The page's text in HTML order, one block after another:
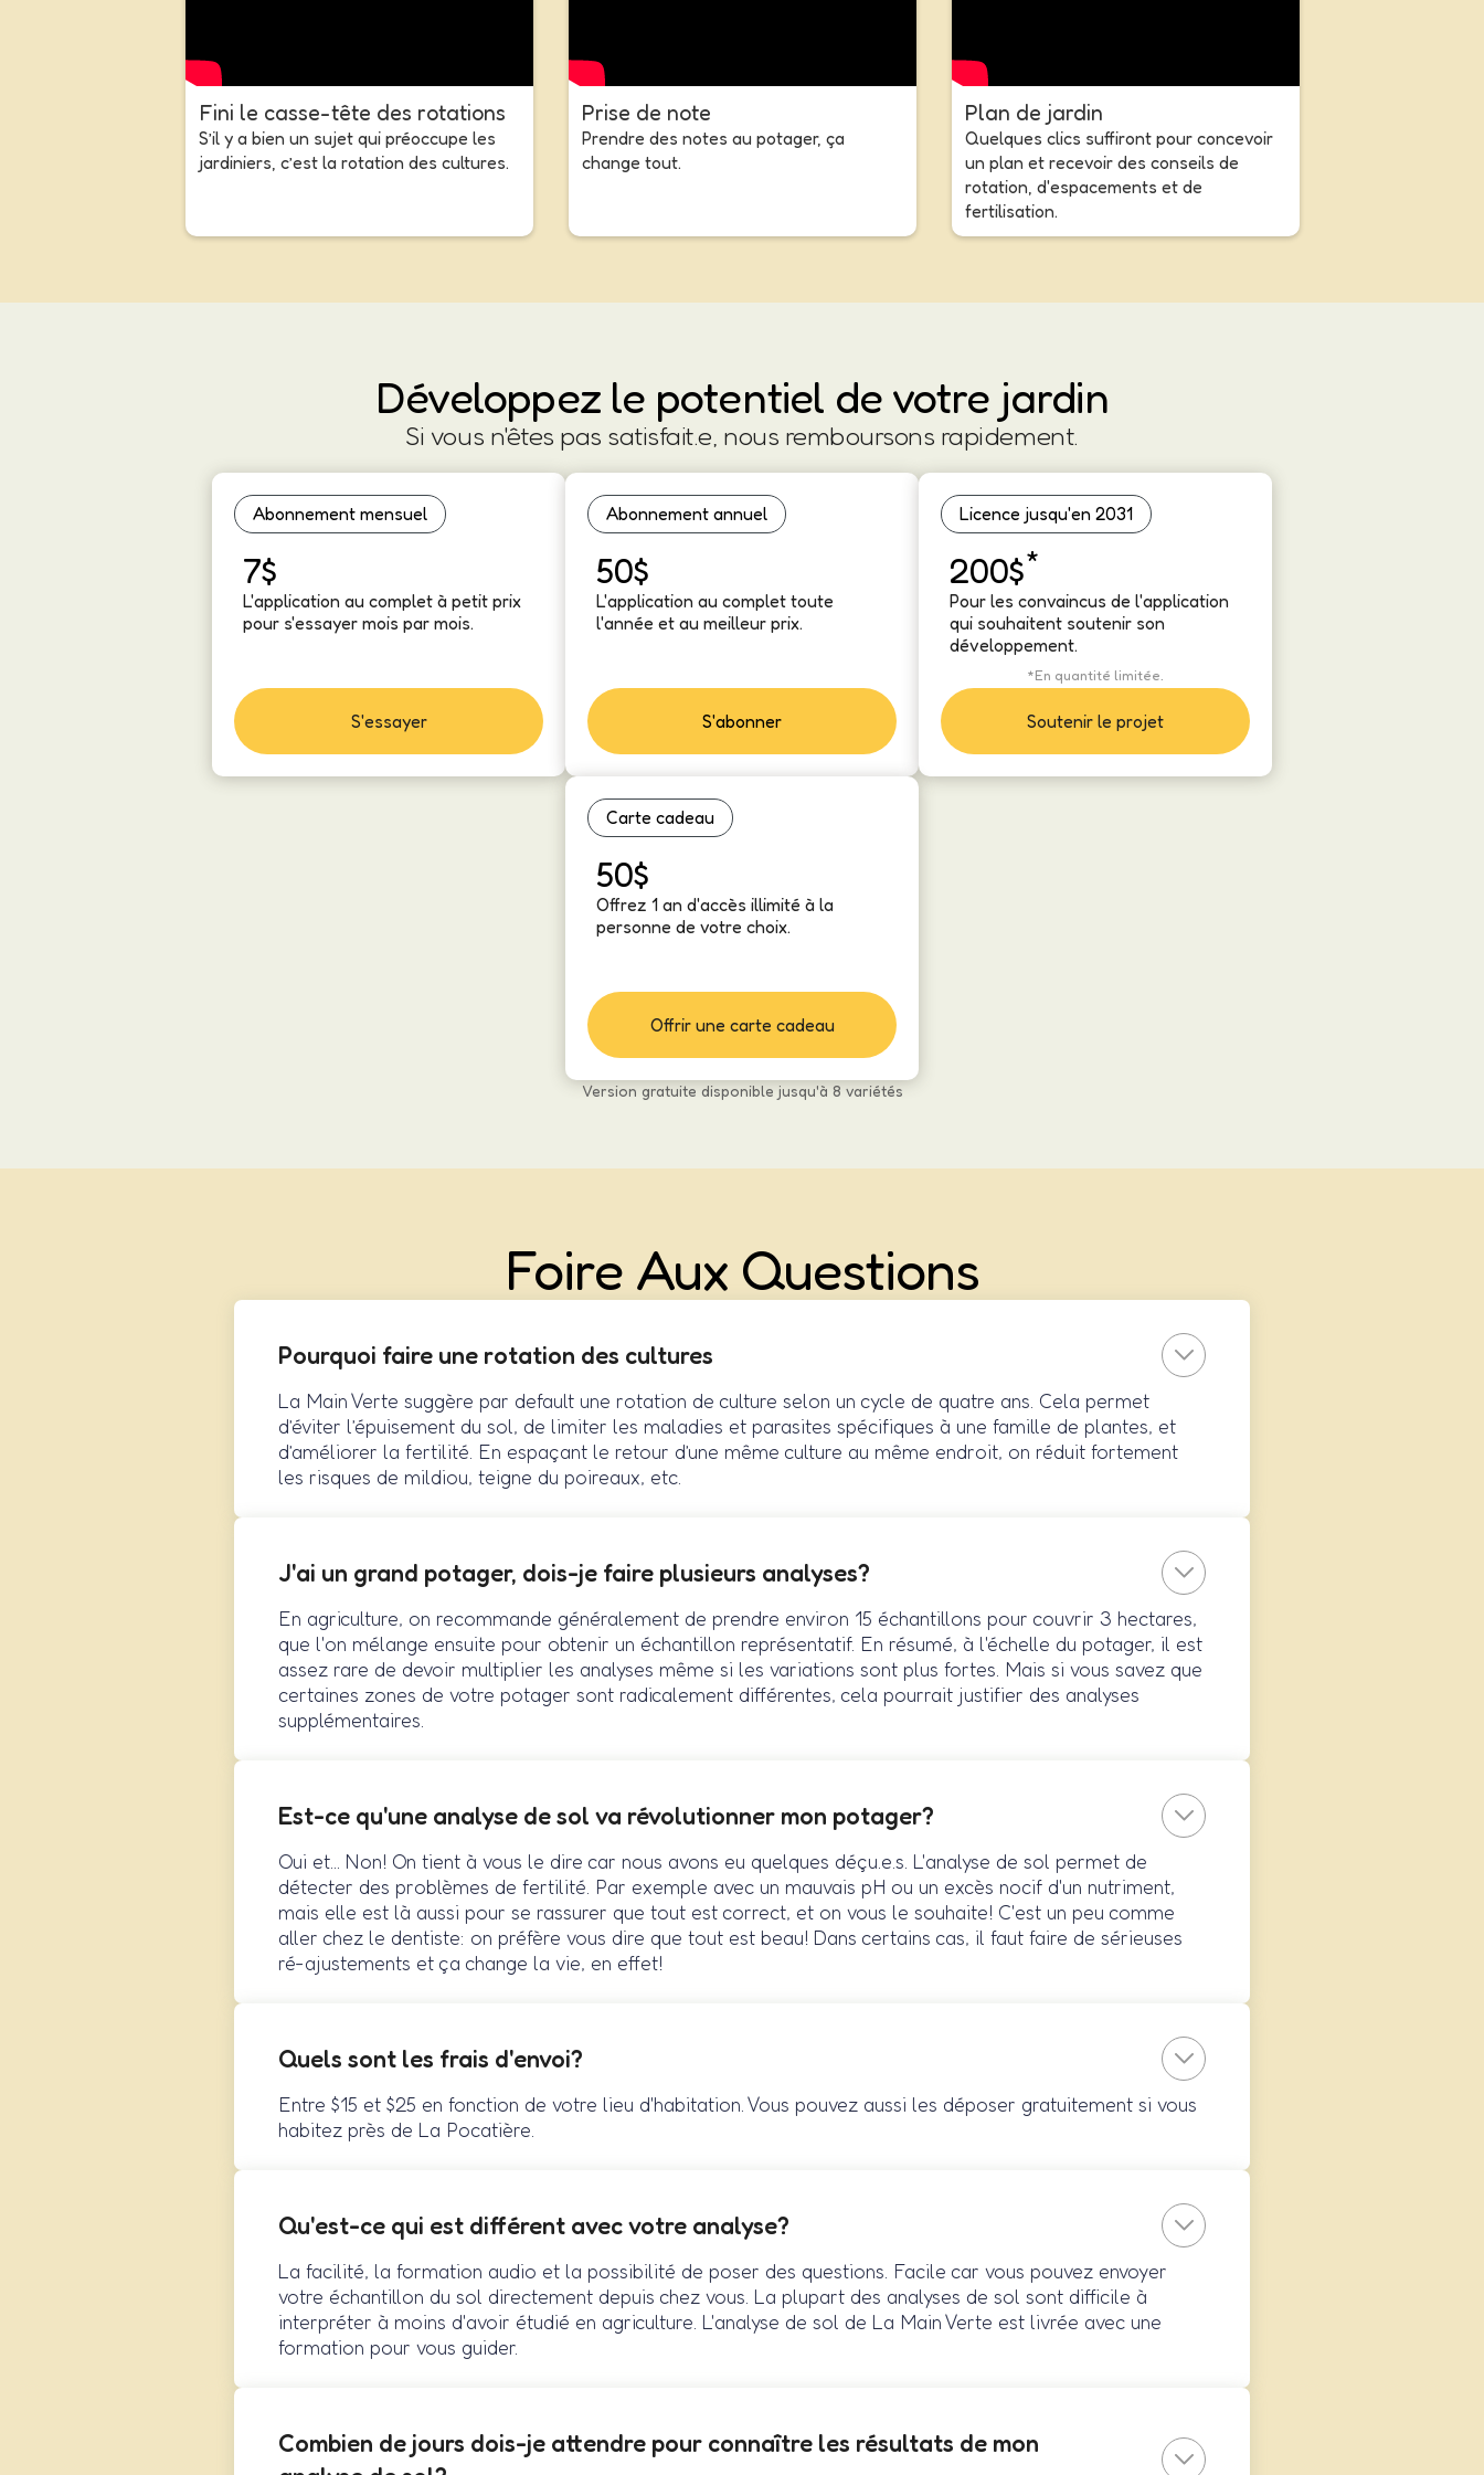
Fini le casse-tête des rotations
S’il y a bien un sujet qui préoccupe les
jardiniers, c’est la rotation des cultures.
Prise de note
Prendre des notes au potager, ça
change tout.
Plan de jardin
Quelques clics suffiront pour concevoir
un plan et recevoir des conseils de
rotation, d'espacements et de
fertilisation.
Développez le potentiel de votre jardin
Si vous n'êtes pas satisfait.e, nous remboursons rapidement.
Abonnement mensuel
7$
L'application au complet à petit prix
pour s'essayer mois par mois.
S'essayer
Abonnement annuel
50$
L'application au complet toute
l'année et au meilleur prix.
S'abonner
Licence jusqu'en 2031
200$*
Pour les convaincus de l'application
qui souhaitent soutenir son
développement.
*En quantité limitée.
Soutenir le projet
Carte cadeau
50$
Offrez 1 an d'accès illimité à la
personne de votre choix.
Offrir une carte cadeau
Version gratuite disponible jusqu'à 8 variétés
Foire Aux Questions
Pourquoi faire une rotation des cultures
La Main Verte suggère par default une rotation de culture selon un cycle de quatre ans. Cela permet
d’éviter l’épuisement du sol, de limiter les maladies et parasites spécifiques à une famille de plantes, et
d’améliorer la fertilité. En espaçant le retour d’une même culture au même endroit, on réduit fortement
les risques de mildiou, teigne du poireaux, etc.
J'ai un grand potager, dois-je faire plusieurs analyses?
En agriculture, on recommande généralement de prendre environ 15 échantillons pour couvrir 3 hectares,
que l'on mélange ensuite pour obtenir un échantillon représentatif. En résumé, à l'échelle du potager, il est
assez rare de devoir multiplier les analyses même si les variations sont plus fortes. Mais si vous savez que
certaines zones de votre potager sont radicalement différentes, cela pourrait justifier des analyses
supplémentaires.
Est-ce qu'une analyse de sol va révolutionner mon potager?
Oui et... Non! On tient à vous le dire car nous avons eu quelques déçu.e.s. L'analyse de sol permet de
détecter des problèmes de fertilité. Par exemple avec un mauvais pH ou un excès nocif d'un nutriment,
mais elle est là aussi pour se rassurer que tout est correct, et on vous le souhaite! C'est un peu comme
aller chez le dentiste: on préfère vous dire que tout est beau! Dans certains cas, il faut faire de sérieuses
ré-ajustements et ça change la vie, en effet!
Quels sont les frais d'envoi?
Entre $15 et $25 en fonction de votre lieu d'habitation. Vous pouvez aussi les déposer gratuitement si vous
habitez près de La Pocatière.
Qu'est-ce qui est différent avec votre analyse?
La facilité, la formation audio et la possibilité de poser des questions. Facile car vous pouvez envoyer
votre échantillon du sol directement depuis chez vous. La plupart des analyses de sol sont difficile à
interpréter à moins d'avoir étudié en agriculture. L'analyse de sol de La Main Verte est livrée avec une
formation pour vous guider.
Combien de jours dois-je attendre pour connaître les résultats de mon